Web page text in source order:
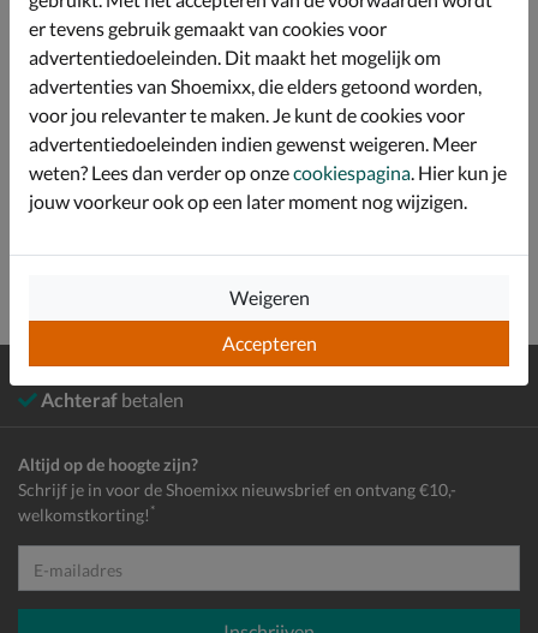
Specificaties
Over Unisa
Bekijk meer
Gratisverzending en retour*
Achteraf betalen
Altijd op de hoogte zijn?
Schrijf je in voor de Shoemixx nieuwsbrief en ontvang €10,-
welkomstkorting! *
E-mailadres
er tevens gebruik gemaakt van cookies voor
advertentiedoeleinden. Dit maakt het mogelijk om
advertenties van Shoemixx, die elders getoond worden,
voor jou relevanter te maken. Je kunt de cookies voor
advertentiedoeleinden indien gewenst weigeren. Meer
weten? Lees dan verder op onzecookiespagina. Hier kun je
jouw voorkeur ook op een later moment nog wijzigen.
Accepteren
Weigeren